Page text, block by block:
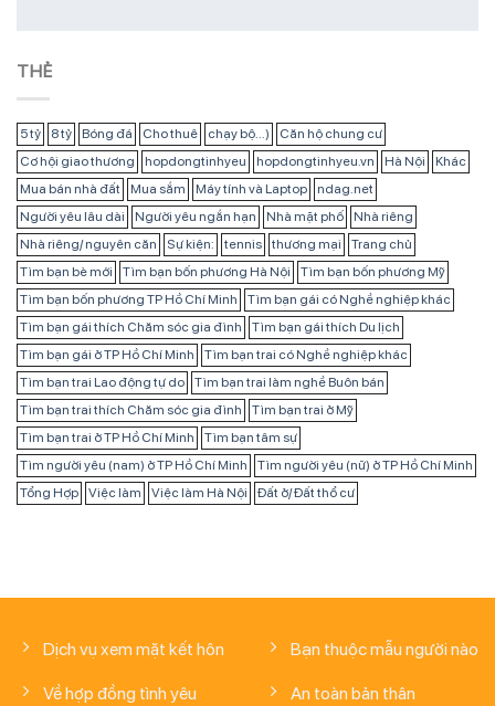
THẺ
5 tỷ 8 tỷ Bóng đá Cho thuê chạy bộ...)
Căn hộ chung cư
Cơ hội giao thương
hopdongtinhyeu hopdongtinhyeu.vn Hà Nội
Khác
Mua bán nhà đất
Mua sắm Máy tính và Laptop
ndag.net
Người yêu lâu dài
Người yêu ngắn hạn Nhà mặt phố
Nhà riêng
Nhà riêng/ nguyên căn
Sự kiện: tennis thương mại
Trang chủ
Tìm bạn bè mới
Tìm bạn bốn phương Hà Nội
Tìm bạn bốn phương Mỹ
Tìm bạn bốn phương TP Hồ Chí Minh
Tìm bạn gái có Nghề nghiệp khác
Tìm bạn gái thích Chăm sóc gia đình
Tìm bạn gái thích Du lịch
Tìm bạn gái ở TP Hồ Chí Minh
Tìm bạn trai có Nghề nghiệp khác
Tìm bạn trai Lao động tự do
Tìm bạn trai làm nghề Buôn bán
Tìm bạn trai thích Chăm sóc gia đình
Tìm bạn trai ở Mỹ
Tìm bạn trai ở TP Hồ Chí Minh
Tìm bạn tâm sự
Tìm người yêu (nam) ở TP Hồ Chí Minh
Tìm người yêu (nữ) ở TP Hồ Chí Minh
Tổng Hợp
Việc làm Việc làm Hà Nội Đất ở/ Đất thổ cư
Dịch vụ xem mặt kết hôn
Về hợp đồng tình yêu
Bạn thuộc mẫu người nào
An toàn bản thân